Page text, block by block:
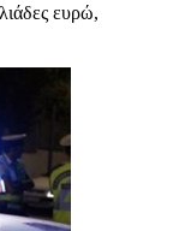
ευρώ,